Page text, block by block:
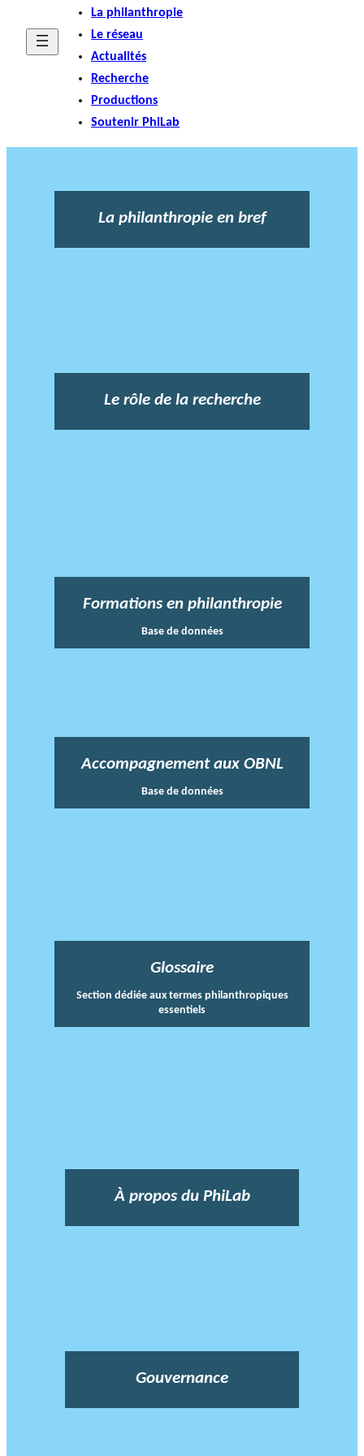
La philanthropie
Le réseau
Actualités
Recherche
Productions
Soutenir PhiLab
La philanthropie en bref
Le rôle de la recherche
Formations en philanthropie
Base de données
Accompagnement aux OBNL
Base de données
Glossaire
Section dédiée aux termes philanthropiques
essentiels
À propos du PhiLab
Gouvernance